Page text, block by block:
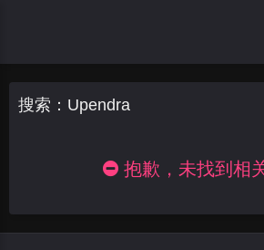
搜索：Upendra
抱歉，未找到相